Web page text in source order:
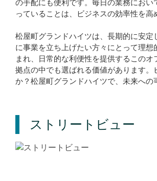
の手配にも便利です。毎日の業務にお
っていることは、ビジネスの効率性を高
松屋町グランドハイツは、長期的に安
に事業を立ち上げたい方々にとって理
まれ、日常的な利便性を提供するこの
拠点の中でも選ばれる価値があります
か？松屋町グランドハイツで、未来への
ストリートビュー